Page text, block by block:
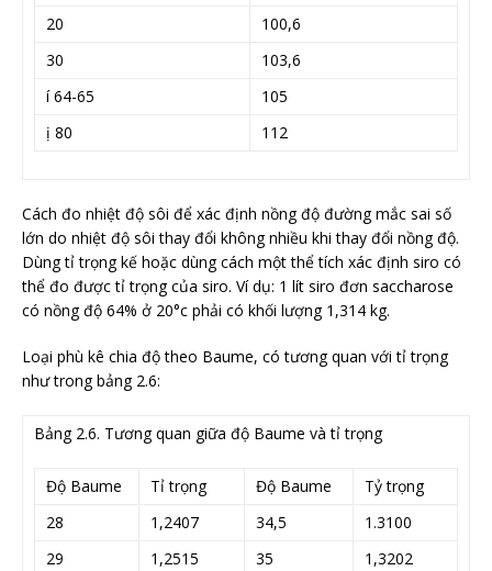
20
100,6
30
103,6
í 64-65
105
ị 80
112
Cách đo nhiệt độ sôi để xác định nồng độ đường mắc sai số
lớn do nhiệt độ sôi thay đổi không nhiều khi thay đổi nồng độ.
Dùng tỉ trọng kế hoặc dùng cách một thể tích xác định siro có
thể đo được tỉ trọng của siro. Ví dụ: 1 lít siro đơn saccharose
có nồng độ 64% ở 20°c phải có khối lượng 1,314 kg.
Loại phù kê chia độ theo Baume, có tương quan với tỉ trọng
như trong bảng 2.6:
Bảng 2.6. Tương quan giữa độ Baume và tỉ trọng
Độ Baume Tỉ trọng Độ Baume
Tỷ trọng
28
1,2407 34,5
1.3100
29
1,2515 35
1,3202